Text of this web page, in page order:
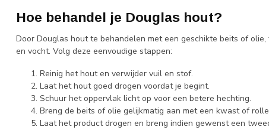
Hoe behandel je Douglas hout?
Door Douglas hout te behandelen met een geschikte beits of
en vocht. Volg deze eenvoudige stappen:
Reinig het hout en verwijder vuil en stof.
Laat het hout goed drogen voordat je begint.
Schuur het oppervlak licht op voor een betere hechting.
Breng de beits of olie gelijkmatig aan met een kwast of
Laat het product drogen en breng indien gewenst een